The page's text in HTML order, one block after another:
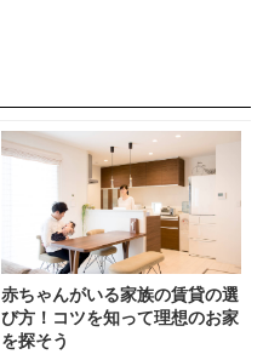
赤ちゃんがいる家族の賃貸の選
び方！コツを知って理想のお家
を探そう